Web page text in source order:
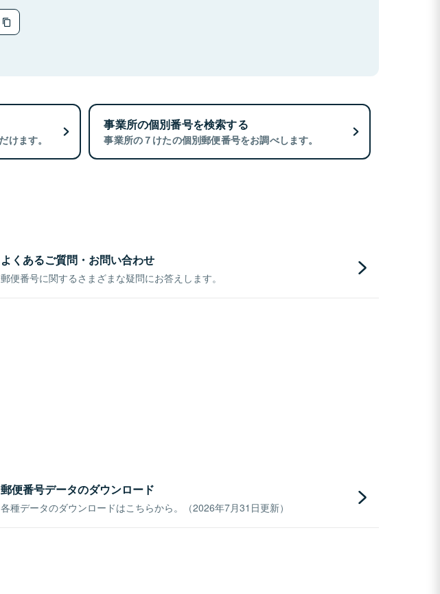
けます。
事業所の個別番号を検索する
事業所の７けたの個別郵便番号をお調べします。
よくあるご質問・お問い合わせ
郵便番号に関するさまざまな疑問にお答えします。
郵便番号データのダウンロード
各種データのダウンロードはこちらから。（2026年7月31日更新）